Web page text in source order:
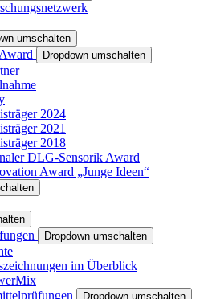
umschalten
Dropdown umschalten
2024
2021
2018
DLG-Sensorik Award
Award „Junge Ideen“
Dropdown umschalten
im Überblick
Dropdown umschalten